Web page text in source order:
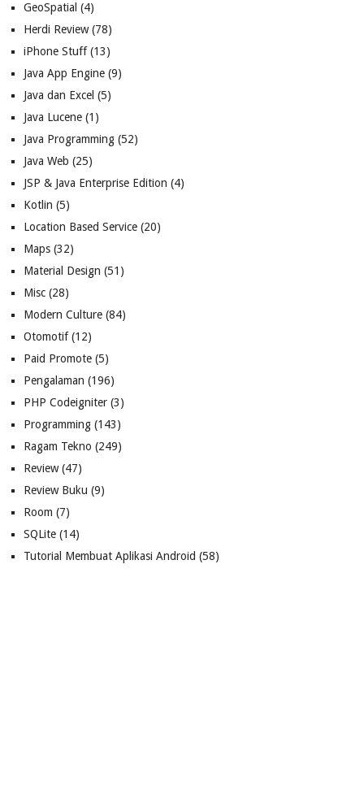
GeoSpatial (4)
Herdi Review(78)
iPhone Stuff(13)
Java App Engine(9)
Java dan Excel (5)
Java Lucene(1)
Java Programming(52)
Java Web (25)
JSP & Java Enterprise Edition (4)
Kotlin (5)
Location Based Service(20)
Maps(32)
Material Design (51)
Misc(28)
Modern Culture(84)
Otomotif(12)
Paid Promote(5)
Pengalaman (196)
PHP Codeigniter(3)
Programming(143)
Ragam Tekno (249)
Review(47)
Review Buku (9)
Room (7)
SQLite(14)
Tutorial Membuat Aplikasi Android (58)